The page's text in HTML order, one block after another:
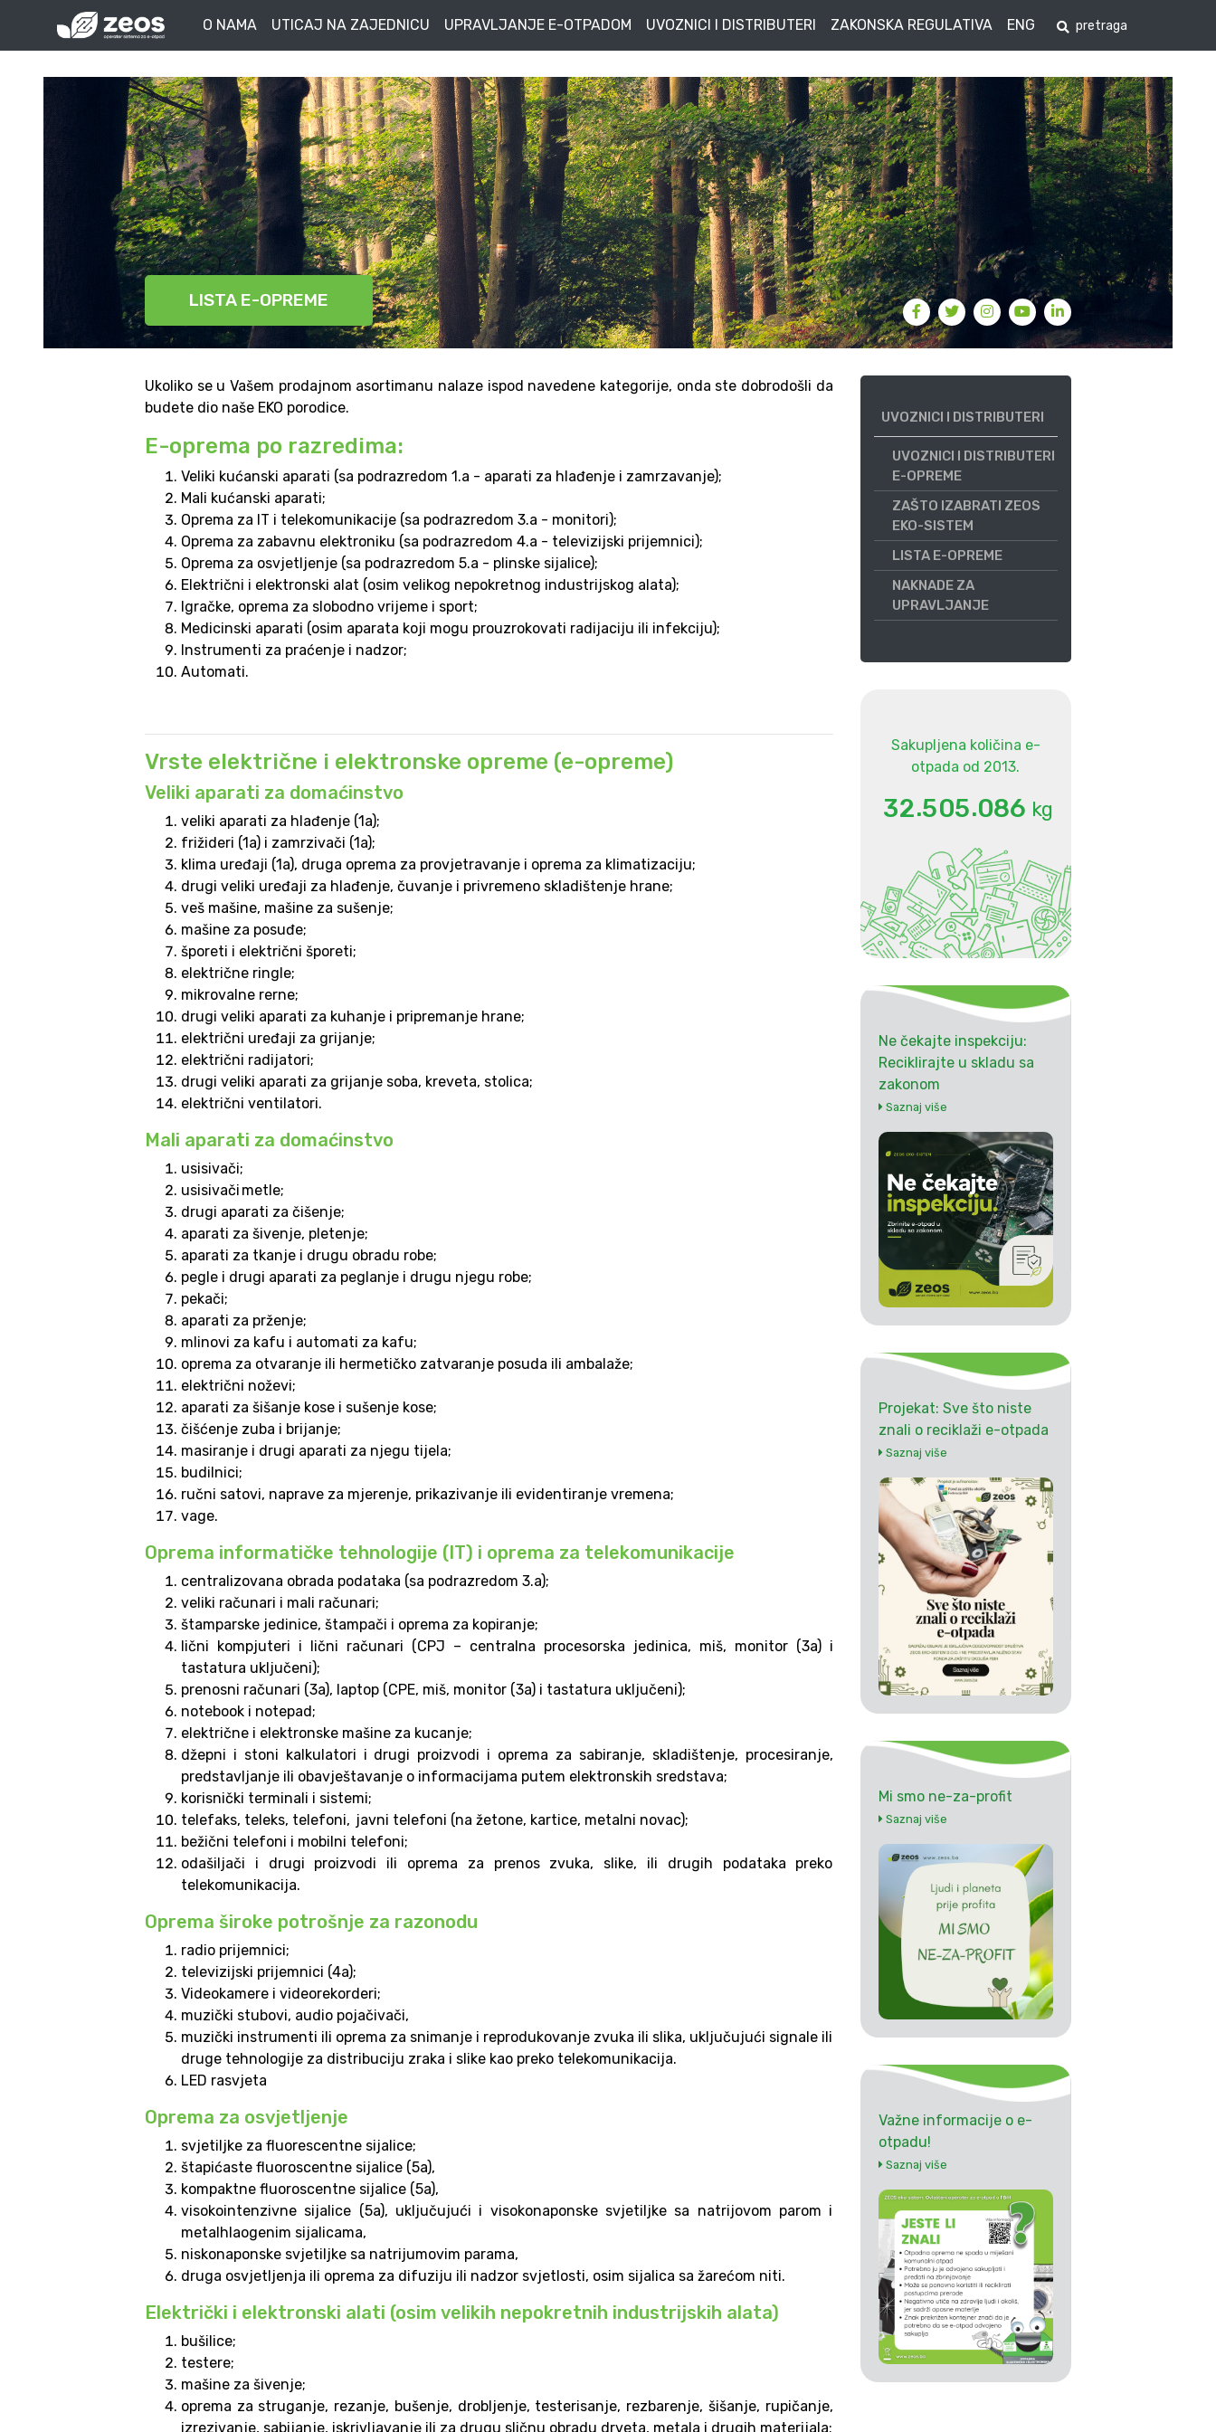
O NAMA UTICAJ NA ZAJEDNICU UPRAVLJANJE E-OTPADOM UVOZNICI I DISTRIBUTERI ZAKONSKA REGULATIVA ENG
LISTA E-OPREME
Ukoliko se u Vašem prodajnom asortimanu nalaze ispod navedene kategorije, onda ste dobrodošli da
budete dio naše EKO porodice.
E-oprema po razredima:
Veliki kućanski aparati (sa podrazredom 1.a - aparati za hlađenje i zamrzavanje);
Mali kućanski aparati;
Oprema za IT i telekomunikacije (sa podrazredom 3.a - monitori);
Oprema za zabavnu elektroniku (sa podrazredom 4.a - televizijski prijemnici);
Oprema za osvjetljenje (sa podrazredom 5.a - plinske sijalice);
Električni i elektronski alat (osim velikog nepokretnog industrijskog alata);
Igračke, oprema za slobodno vrijeme i sport;
Medicinski aparati (osim aparata koji mogu prouzrokovati radijaciju ili infekciju);
Instrumenti za praćenje i nadzor;
Automati.
Vrste električne i elektronske opreme (e-opreme)
Veliki aparati za domaćinstvo
veliki aparati za hlađenje (1a);
frižideri (1a) i zamrzivači (1a);
klima uređaji (1a), druga oprema za provjetravanje i oprema za klimatizaciju;
drugi veliki uređaji za hlađenje, čuvanje i privremeno skladištenje hrane;
veš mašine, mašine za sušenje;
mašine za posuđe;
šporeti i električni šporeti;
električne ringle;
mikrovalne rerne;
drugi veliki aparati za kuhanje i pripremanje hrane;
električni uređaji za grijanje;
električni radijatori;
drugi veliki aparati za grijanje soba, kreveta, stolica;
električni ventilatori.
Mali aparati za domaćinstvo
usisivači;
usisivači metle;
drugi aparati za čiš­enje;
aparati za šivenje, pletenje;
aparati za tkanje i drugu obradu robe;
pegle i drugi aparati za peglanje i drugu njegu robe;
pekači;
aparati za prženje;
mlinovi za kafu i automati za kafu;
oprema za otvaranje ili hermetičko zatvaranje posuda ili ambalaže;
električni noževi;
aparati za šišanje kose i sušenje kose;
čišć­enje zuba i brijanje;
masiranje i drugi aparati za njegu tijela;
budilnici;
ručni satovi, naprave za mjerenje, prikazivanje ili evidentiranje vremena;
vage.
Oprema informatičke tehnologije (IT) i oprema za telekomunikacije
centralizovana obrada podataka (sa podrazredom 3.a);
veliki računari i mali računari;
štamparske jedinice, štampači i oprema za kopiranje;
lični kompjuteri i lični računari (CPJ – centralna procesorska jedinica, miš, monitor (3a) i
tastatura uključeni);
prenosni računari (3a), laptop (CPE, miš, monitor (3a) i tastatura uključeni);
notebook i notepad;
električne i elektronske mašine za kucanje;
džepni i stoni kalkulatori i drugi proizvodi i oprema za sabiranje, skladištenje, procesiranje,
predstavljanje ili obavještavanje o informacijama putem elektronskih sredstava;
korisnički terminali i sistemi;
telefaks, teleks, telefoni, javni telefoni (na žetone, kartice, metalni novac);
bežični telefoni i mobilni telefoni;
odašiljači i drugi proizvodi ili oprema za prenos zvuka, slike, ili drugih podataka preko
telekomunikacija.
Oprema široke potrošnje za razonodu
radio prijemnici;
televizijski prijemnici (4a);
Videokamere i videorekorderi;
muzički stubovi, audio pojačivači,
muzički instrumenti ili oprema za snimanje i reprodukovanje zvuka ili slika, uključujući signale ili
druge tehnologije za distribuciju zraka i slike kao preko telekomunikacija.
LED rasvjeta
Oprema za osvjetljenje
svjetiljke za fluorescentne sijalice;
štapićaste fluoroscentne sijalice (5a),
kompaktne fluoroscentne sijalice (5a),
visokointenzivne sijalice (5a), uključujući i visokonaponske svjetiljke sa natrijovom parom i
metalhlaogenim sijalicama,
niskonaponske svjetiljke sa natrijumovim parama,
druga osvjetljenja ili oprema za difuziju ili nadzor svjetlosti, osim sijalica sa žarećom niti.
Električki i elektronski alati (osim velikih nepokretnih industrijskih alata)
bušilice;
testere;
mašine za šivenje;
oprema za struganje, rezanje, bušenje, drobljenje, testerisanje, rezbarenje, šišanje, rupičanje,
izrezivanje, sabijanje, iskrivljavanje ili za drugu sličnu obradu drveta, metala i drugih materijala;
UVOZNICI I DISTRIBUTERI
UVOZNICI I DISTRIBUTERI
E-OPREME
ZAŠTO IZABRATI ZEOS
EKO-SISTEM
LISTA E-OPREME
NAKNADE ZA
UPRAVLJANJE
Sakupljena količina e-
otpada od 2013.
32.505.086 kg
Ne čekajte inspekciju:
Reciklirajte u skladu sa
zakonom
Saznaj više
Projekat: Sve što niste
znali o reciklaži e-otpada
Saznaj više
Mi smo ne-za-profit
Saznaj više
Važne informacije o e-
otpadu!
Saznaj više